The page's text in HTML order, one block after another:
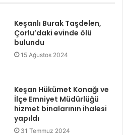
Keşanlı Burak Taşdelen,
Çorlu’daki evinde ölü
bulundu
15 Ağustos 2024
Keşan Hükümet Konağı ve
İlçe Emniyet Müdürlüğü
hizmet binalarının ihalesi
yapıldı
31 Temmuz 2024